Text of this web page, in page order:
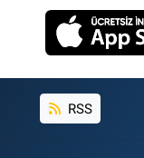
RSS